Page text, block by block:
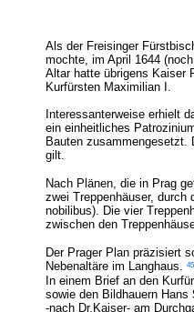
Als der Freisinger
mochte, im April 1644
Altar hatte übrigens Kaiser
Kurfürsten Maximilian I.
Interessanterweise erhielt
ein einheitliches
Bauten zusammengesetzt.
gilt.
Nach Plänen, die in Prag
zwei Treppenhäuser, durch
nobilibus). Die vier
zwischen den
Der Prager Plan präzisiert
Nebenaltäre im Langhaus.
In einem Brief an den
sowie den Bildhauern Hans
-nach Dr.Kaiser- am